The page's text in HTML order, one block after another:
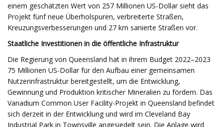
einem geschätzten Wert von 257 Millionen US-Dollar sieht das
Projekt fünf neue Überholspuren, verbreiterte Straßen,
Kreuzungsverbesserungen und 27 km sanierte Straßen vor.
Staatliche Investitionen in die öffentliche Infrastruktur
Die Regierung von Queensland hat in ihrem Budget 2022–2023
75 Millionen US-Dollar für den Aufbau einer gemeinsamen
Nutzerinfrastruktur bereitgestellt, um die Entwicklung,
Gewinnung und Produktion kritischer Mineralien zu fördern. Das
Vanadium Common User Facility-Projekt in Queensland befindet
sich derzeit in der Entwicklung und wird im Cleveland Bay
Industrial Park in Townsville angesiedelt sein. Die Anlage wird